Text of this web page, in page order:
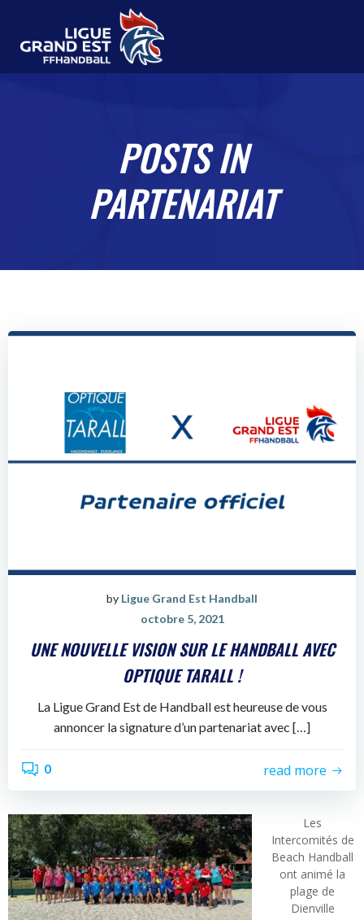
POSTS IN
PARTENARIAT
by Ligue Grand Est Handball
octobre 5, 2021
UNE NOUVELLE VISION SUR LE HANDBALL AVEC
OPTIQUE TARALL !
La Ligue Grand Est de Handball est heureuse de vous
annoncer la signature d’un partenariat avec […]
0 read more
Les
Intercomités de
Beach Handball
ont animé la
plage de
Dienville